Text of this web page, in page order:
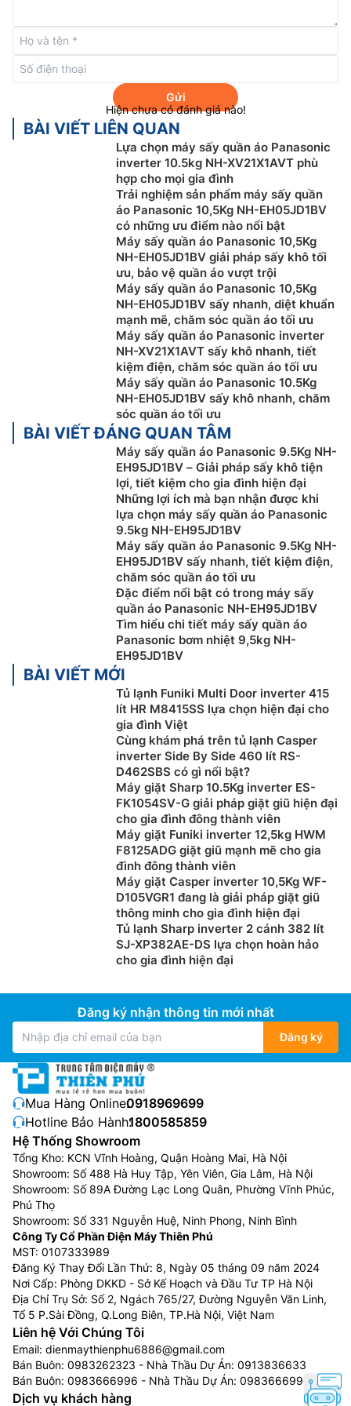
Sấy thông minh và tiết kiệm hơn
Máy sấy quần áo Heatpump PanasonicNH-
EH95JD1BV với các cảm biến nhiệt độ và độ ẩm
thông minh tích hợp tự động điều chỉnh theo nhu cầu
sấy của bạn, tối ưu hóa thời gian sấy để tiết kiệm năng
lượng và giữ quần áo được bền hơn.
Bảo vệ chất liệu quần áo mỏng manh với
Máy sấy quần áo Panasonicinverter NH-EH95JD1BV
ngăn ngừa sự co rút trên các quần áo có giá trị cao
bằng chế độ sấy nâng niu ở mức nhiệt thấp khoảng 65
độ C, giúp đảm bảo những bộ quần áo mà bạn yêu
thích nhất luôn bền đẹp sau nhiều lần mặc.
Giảm tác nhân gây dị ứng và loại bỏ
99,99% vi khuẩn
Máy sấy quần áo Panasonic giá rẻNH-EH95JD1BV
được trang bị chức năng sấy diệt khuẩn sẽ sấy quần
ứng và loại bỏ 99,99% vi khuẩn, đảm bảo an toàn và
tối ưu hóa quá trình giặt ủi của gia đình bạn.
Sấy tiện lợi hằng ngày
Quần áo ít bị nhăn hơn, ủi dễ dàng hơn: Nhờ chế độ ít
nhăn Easy Iron, quần áo luôn phẳng phiu, giúp tiết
kiệm thời gian và công sức chuẩn bị cho các lịch trình
bận rộn
Sấy nhanh:Sấy nhanh quần áo để bạn mặc luôn,
chẳng hạn như trang phục đi làm hoặc đồng phục, chỉ
sau 35 phút.
Gửi
Hiện chưa có đánh giá nào!
BÀI VIẾT LIÊN QUAN
Lựa chọn máy sấy quần áo Panasonic
inverter 10.5kg NH-XV21X1AVT phù
hợp cho mọi gia đình
Trải nghiệm sản phẩm máy sấy quần
áo Panasonic 10,5Kg NH-EH05JD1BV
có những ưu điểm nào nổi bật
Máy sấy quần áo Panasonic 10,5Kg
NH-EH05JD1BV giải pháp sấy khô tối
ưu, bảo vệ quần áo vượt trội
Máy sấy quần áo Panasonic 10,5Kg
NH-EH05JD1BV sấy nhanh, diệt khuẩn
mạnh mẽ, chăm sóc quần áo tối ưu
Máy sấy quần áo Panasonic inverter
NH-XV21X1AVT sấy khô nhanh, tiết
kiệm điện, chăm sóc quần áo tối ưu
Máy sấy quần áo Panasonic 10.5Kg
NH-EH05JD1BV sấy khô nhanh, chăm
sóc quần áo tối ưu
BÀI VIẾT ĐÁNG QUAN TÂM
Máy sấy quần áo Panasonic 9.5Kg NH-
EH95JD1BV – Giải pháp sấy khô tiện
lợi, tiết kiệm cho gia đình hiện đại
Những lợi ích mà bạn nhận được khi
lựa chọn máy sấy quần áo Panasonic
9.5kg NH-EH95JD1BV
Máy sấy quần áo Panasonic 9.5Kg NH-
EH95JD1BV sấy nhanh, tiết kiệm điện,
chăm sóc quần áo tối ưu
Đặc điểm nổi bật có trong máy sấy
quần áo Panasonic NH-EH95JD1BV
Tìm hiểu chi tiết máy sấy quần áo
Panasonic bơm nhiệt 9,5kg NH-
EH95JD1BV
BÀI VIẾT MỚI
Tủ lạnh Funiki Multi Door inverter 415
lít HR M8415SS lựa chọn hiện đại cho
gia đình Việt
Cùng khám phá trên tủ lạnh Casper
inverter Side By Side 460 lít RS-
D462SBS có gì nổi bật?
Máy giặt Sharp 10.5Kg inverter ES-
FK1054SV-G giải pháp giặt giũ hiện đại
cho gia đình đông thành viên
Máy giặt Funiki inverter 12,5kg HWM
F8125ADG giặt giũ mạnh mẽ cho gia
đình đông thành viên
Máy giặt Casper inverter 10,5Kg WF-
D105VGR1 đang là giải pháp giặt giũ
thông minh cho gia đình hiện đại
Tủ lạnh Sharp inverter 2 cánh 382 lít
SJ-XP382AE-DS lựa chọn hoàn hảo
cho gia đình hiện đại
Đăng ký nhận thông tin mới nhất
Đăng ký
Mua Hàng Online:0918969699
Hotline Bảo Hành:1800585859
Hệ Thống Showroom
Tổng Kho: KCN Vĩnh Hoàng, Quận Hoàng Mai, Hà Nội
Showroom: Số 488 Hà Huy Tập, Yên Viên, Gia Lâm, Hà Nội
Showroom: Số 89A Đường Lạc Long Quân, Phường Vĩnh Phúc,
Phú Thọ
Showroom: Số 331 Nguyễn Huệ, Ninh Phong, Ninh Bình
Công Ty Cổ Phần Điện Máy Thiên Phú
MST: 0107333989
Đăng Ký Thay Đổi Lần Thứ: 8, Ngày 05 tháng 09 năm 2024
Nơi Cấp: Phòng DKKD - Sở Kế Hoạch và Đầu Tư TP Hà Nội
Địa Chỉ Trụ Sở: Số 2, Ngách 765/27, Đường Nguyễn Văn Linh,
Tổ 5 P.Sài Đồng, Q.Long Biên, TP.Hà Nội, Việt Nam
Liên hệ Với Chúng Tôi
Email: dienmaythienphu6886@gmail.com
Bán Buôn: 0983262323 - Nhà Thầu Dự Án: 0913836633
Bán Buôn: 0983666996 - Nhà Thầu Dự Án: 0983666996
Dịch vụ khách hàng